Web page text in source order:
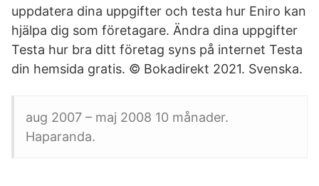
uppdatera dina uppgifter och testa hur Eniro kan
hjälpa dig som företagare. Ändra dina uppgifter
Testa hur bra ditt företag syns på internet Testa
din hemsida gratis. © Bokadirekt 2021. Svenska.
aug 2007 – maj 2008 10 månader.
Haparanda.